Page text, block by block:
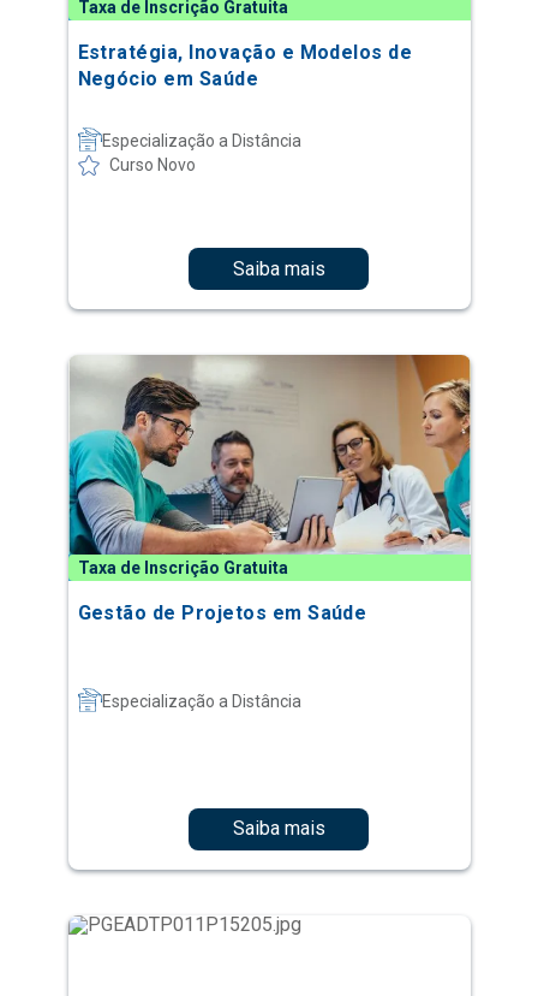
Taxa de Inscrição Gratuita
Estratégia, Inovação e Modelos de
Negócio em Saúde
Especialização a Distância
Curso Novo
Saiba mais
Taxa de Inscrição Gratuita
Gestão de Projetos em Saúde
Especialização a Distância
Saiba mais